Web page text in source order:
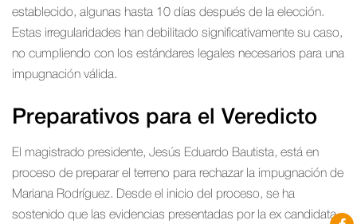
establecido, algunas hasta 10 días después de la elección.
Estas irregularidades han debilitado significativamente su caso,
no cumpliendo con los estándares legales necesarios para una
impugnación válida.
Preparativos para el Veredicto
El magistrado presidente, Jesús Eduardo Bautista, está en
proceso de preparar el terreno para rechazar la impugnación de
Mariana Rodríguez. Desde el inicio del proceso, se ha
sostenido que las evidencias presentadas por la ex candidata